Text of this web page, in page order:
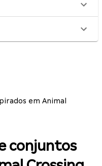
em Animal
conjuntos